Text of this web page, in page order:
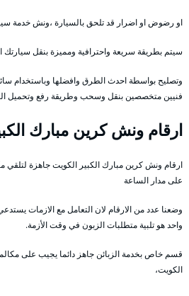
او رضوض او اضرار قد تلحق بالسيارة ،ونش خدمة
سيتم بطريقة سريعة واحترافية ومميزة بنقل
وتصليح بواسطة احدث الطرق وافضلها وباستخدام
فنيين متخصصين بنقل وسحب وطريقة رفع وتحميل
ارقام ونش كرين مبارك
ارقام ونش كرين مبارك الكبير الكويت جاهزة
على مدار الساعة
وضعنا عدد من الارقام لان التعامل مع الازمات
واحد هو تلبية متطلبات الزبون في وقت الأزمة.
قسم خاص بخدمة الزبائن جاهز دائما يجيب على
الكويت،